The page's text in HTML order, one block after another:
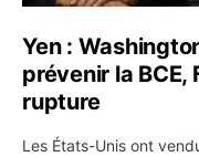
Yen :
prévenir la
rupture
Les États-Unis ont